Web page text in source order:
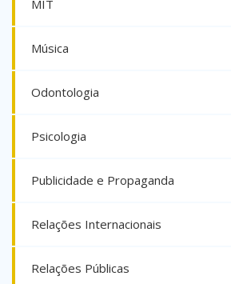
MIT
Música
Odontologia
Psicologia
Publicidade e Propaganda
Relações Internacionais
Relações Públicas